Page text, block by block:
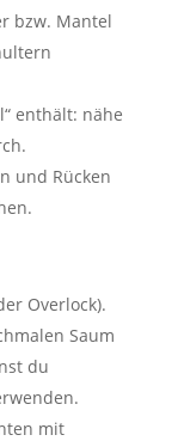
bzw. Mantel
enthält: nähe
und Rücken
Overlock).
Saum
du
mit